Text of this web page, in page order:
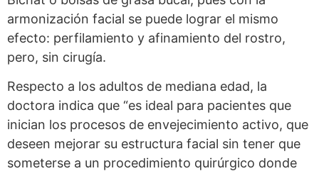
armonización facial se puede lograr el mismo
efecto: perfilamiento y afinamiento del rostro,
pero, sin cirugía.
Respecto a los adultos de mediana edad, la
doctora indica que “es ideal para pacientes que
inician los procesos de envejecimiento activo, que
deseen mejorar su estructura facial sin tener que
someterse a un procedimiento quirúrgico donde